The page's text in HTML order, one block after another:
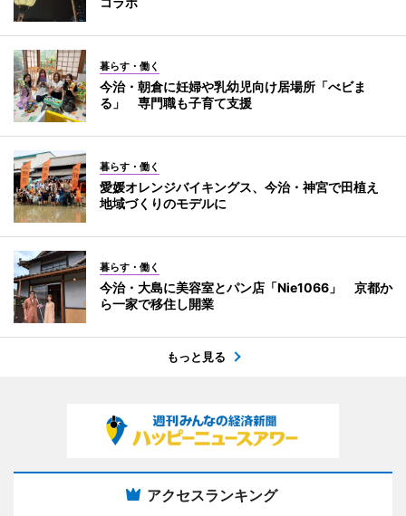
暮らす・働く
今治・朝倉に妊婦や乳幼児向け居場所「べビま
る」 専門職も子育て支援
暮らす・働く
愛媛オレンジバイキングス、今治・神宮で田植え
地域づくりのモデルに
暮らす・働く
今治・大島に美容室とパン店「Nie1066」 京都か
ら一家で移住し開業
もっと見る
アクセスランキング